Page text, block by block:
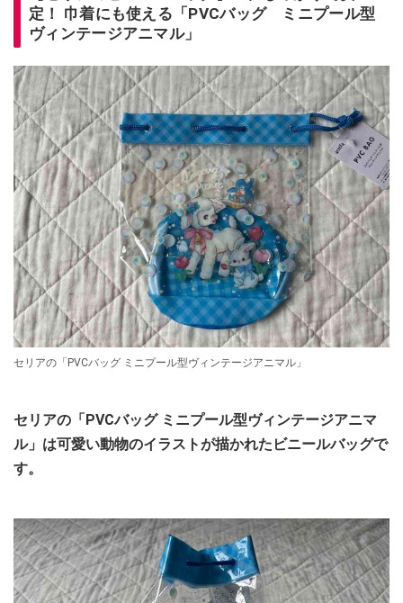
定！ 巾着にも使える「PVCバッグ ミニプール型
ヴィンテージアニマル」
セリアの「PVCバッグ ミニプール型ヴィンテージアニマル」
セリアの「PVCバッグ ミニプール型ヴィンテージアニマ
ル」は可愛い動物のイラストが描かれたビニールバッグで
す。